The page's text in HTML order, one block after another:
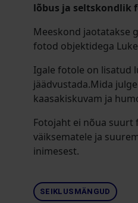
lõbus ja seltskondlik
Meeskond jaotatakse
fotod objektidega
Igale fotole on lisatud
jäädvustada.Mida
kaasakiskuvam ja
Fotojaht ei nõua suurt
väiksematele ja
inimesest.
SEIKLUSMÄNGUD